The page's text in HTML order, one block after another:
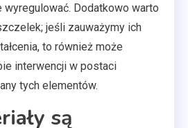
wyregulować. Dodatkowo warto
jeśli zauważymy ich
to również może
interwencji w postaci
tych elementów.
są